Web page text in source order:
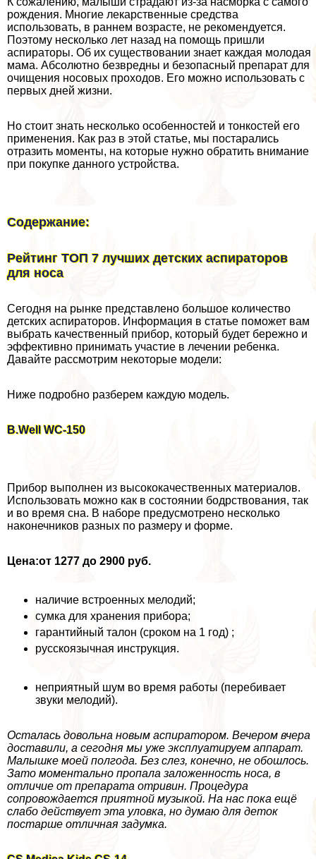
рождения. Многие лекарственные средства
использовать, в раннем возрасте, не рекомендуется.
Поэтому несколько лет назад на помощь пришли
аспираторы. Об их существовании знает каждая молодая
мама. Абсолютно безвредны и безопасный препарат для
очищения носовых проходов. Его можно использовать с
первых дней жизни.
Но стоит знать несколько особенностей и тонкостей его
применения. Как раз в этой статье, мы постарались
отразить моменты, на которые нужно обратить внимание
при покупке данного устройства.
Содержание:
Рейтинг ТОП 7 лучших детских аспираторов
для носа
Сегодня на рынке представлено большое количество
детских аспираторов. Информация в статье поможет вам
выбрать качественный прибор, который будет бережно и
эффективно принимать участие в лечении ребенка.
Давайте рассмотрим некоторые модели:
Ниже подробно разберем каждую модель.
B.Well WC-150
Прибор выполнен из высококачественных материалов.
Использовать можно как в состоянии бодрствования, так
и во время сна. В наборе предусмотрено несколько
наконечников разных по размеру и форме.
Цена:от 1277 до 2900 руб.
наличие встроенных мелодий;
сумка для хранения прибора;
гарантийный талон (сроком на 1 год) ;
русскоязычная инструкция.
неприятный шум во время работы (перебивает
звуки мелодий).
Осталась довольна новым аспиратором. Вечером вчера
доставили, а сегодня мы уже эксплуатируем аппарат.
Малышке моей полгода. Без слез, конечно, не обошлось.
Зато моментально пропала заложенность носа, в
отличие от препарата отривин. Процедypa
сопровождается приятной музыкой. На нас пока ещё
слабо действует эта уловка, но думаю для деток
постарше отличная задумка.